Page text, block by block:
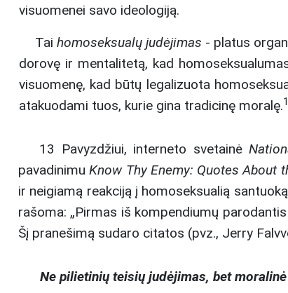
visuomenei savo ideologiją.
Taihomoseksualų judėjimas - platus
dorovę ir mentalitetą, kad
visuomenę, kad būtų legalizuota
atakuodami tuos, kurie gina tradicinę moralę.
13 Pavyzdžiui, interneto svetainė
pavadinimuKnow Thy Enemy: Quotes About
ir neigiamą reakciją į homoseksualią
rašoma: „Pirmas iš kompendiumų
Šį pranešimą sudaro citatos (pvz., Jerry
Ne pilietinių teisių judėjimas, bet